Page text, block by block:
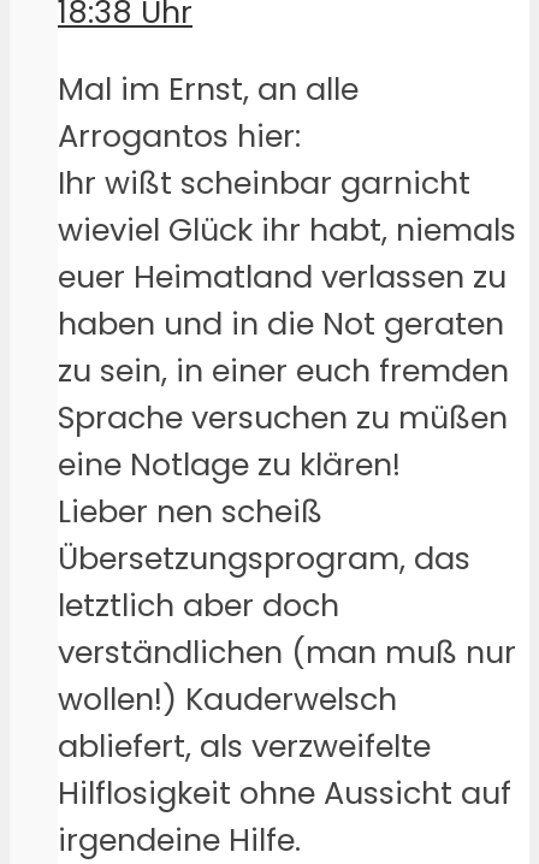
18:38 Uhr
Mal im Ernst, an alle
Arrogantos hier:
Ihr wißt scheinbar garnicht
wieviel Glück ihr habt, niemals
euer Heimatland verlassen zu
haben und in die Not geraten
zu sein, in einer euch fremden
Sprache versuchen zu müßen
eine Notlage zu klären!
Lieber nen scheiß
Übersetzungsprogram, das
letztlich aber doch
verständlichen (man muß nur
wollen!) Kauderwelsch
abliefert, als verzweifelte
Hilflosigkeit ohne Aussicht auf
irgendeine Hilfe.